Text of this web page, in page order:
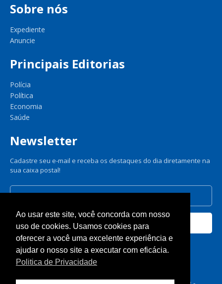
Sobre nós
Expediente
Anuncie
Principais Editorias
Polícia
Política
Economia
Saúde
Newsletter
Cadastre seu e-mail e receba os destaques do dia diretamente na
sua caixa postal!
Cadastrar
Nós respeitamos sua privacidade.
Ao usar este site, você concorda com nosso
uso de cookies. Usamos cookies para
oferecer a você uma excelente experiência e
ajudar o nosso site a executar com eficácia.
Politica de Privacidade